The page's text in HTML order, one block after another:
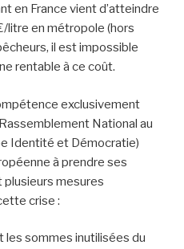
en France vient d’atteindre
litre en métropole (hors
il est impossible
rentable à ce coût.
exclusivement
National au
Identité et Démocratie)
à prendre ses
mesures
crise :
sommes inutilisées du